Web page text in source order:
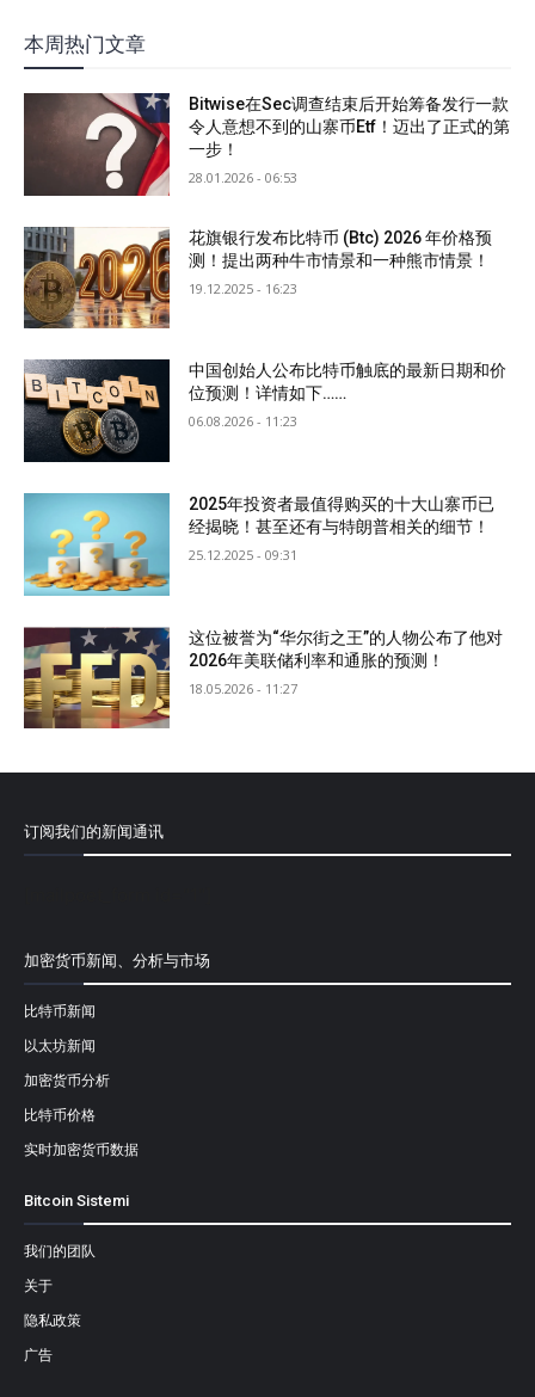
本周热门文章
Bitwise在Sec调查结束后开始筹备发行一款
令人意想不到的山寨币Etf！迈出了正式的第
一步！
28.01.2026 - 06:53
花旗银行发布比特币 (Btc) 2026 年价格预
测！提出两种牛市情景和一种熊市情景！
19.12.2025 - 16:23
中国创始人公布比特币触底的最新日期和价
位预测！详情如下……
06.08.2026 - 11:23
2025年投资者最值得购买的十大山寨币已
经揭晓！甚至还有与特朗普相关的细节！
25.12.2025 - 09:31
这位被誉为“华尔街之王”的人物公布了他对
2026年美联储利率和通胀的预测！
18.05.2026 - 11:27
订阅我们的新闻通讯
加密货币新闻、分析与市场
比特币新闻
以太坊新闻
加密货币分析
比特币价格
实时加密货币数据
Bitcoin Sistemi
我们的团队
关于
隐私政策
广告